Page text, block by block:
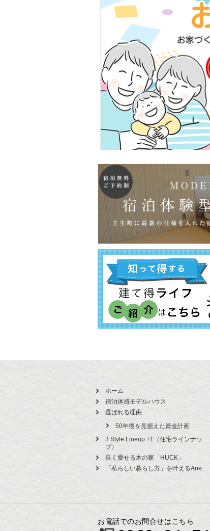
ホーム
宿泊体感モデルハウス
選ばれる理由
50年後を見据えた資金計画
3 Style Lineup +1（住宅ラインナッ
プ）
長く愛せる木の家「HUCK」
「私らしい暮らし方」を叶えるArie
お電話でのお問合せはこちら